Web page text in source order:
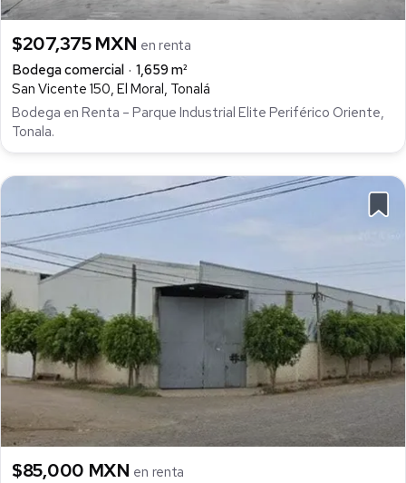
$207,375 MXN en renta
Bodega comercial
1,659 m²
San Vicente 150, El Moral, Tonalá
Bodega en Renta – Parque Industrial Elite Periférico Oriente,
Tonala.
$85,000 MXN en renta